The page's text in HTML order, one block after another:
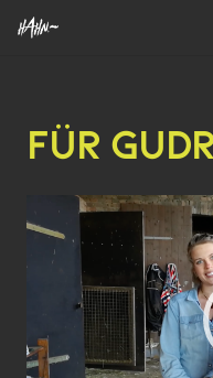
FÜR
Video-
Player